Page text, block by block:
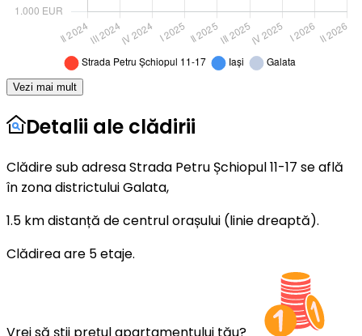
Vezi mai mult
Detalii ale clădirii
Clădire sub adresa Strada Petru Șchiopul 11-17 se află
în zona districtului Galata,
1.5 km distanță de centrul orașului (linie dreaptă).
Clădirea are 5 etaje.